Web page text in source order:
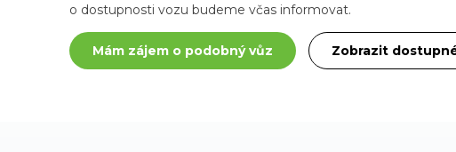
o dostupnosti vozu budeme včas informovat.
Mám zájem o podobný vůz Zobrazit